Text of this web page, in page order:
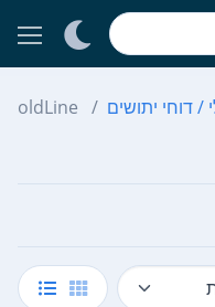
/ דוחי יתושים GoldLine